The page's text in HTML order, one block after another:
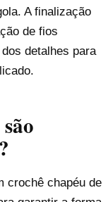
A finalização
de fios
detalhes para
crochê chapéu de